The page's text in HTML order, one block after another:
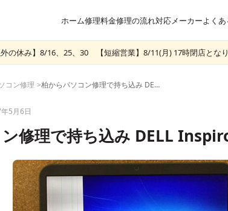
ホーム修理料金修理の流れ対応メーカーよく
外の休み】8/16、25、30 【短縮営業】8/11(月) 17時閉店となり
コン修理 柏からパソコン修理で持ち込み DELL Inspiron 17R
5月6日
修理で持ち込み DELL